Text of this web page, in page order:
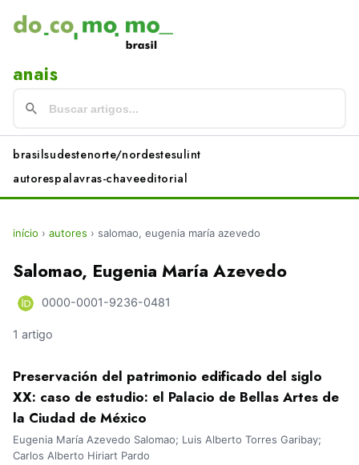
anais
brasilsudestenorte/nordestesulint
autorespalavras-chaveeditorial
início › autores › salomao, eugenia maría azevedo
Salomao, Eugenia María Azevedo
0000-0001-9236-0481
1 artigo
Preservación del patrimonio edificado del siglo
XX: caso de estudio: el Palacio de Bellas Artes de
la Ciudad de México
Eugenia María Azevedo Salomao; Luis Alberto Torres Garibay;
Carlos Alberto Hiriart Pardo